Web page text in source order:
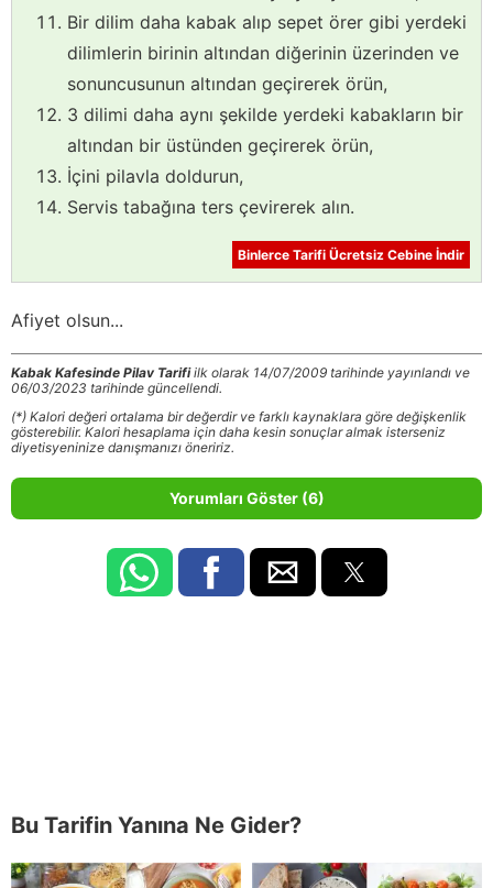
Bir dilim daha kabak alıp sepet örer gibi yerdeki
dilimlerin birinin altından diğerinin üzerinden ve
sonuncusunun altından geçirerek örün,
3 dilimi daha aynı şekilde yerdeki kabakların bir
altından bir üstünden geçirerek örün,
İçini pilavla doldurun,
Servis tabağına ters çevirerek alın.
Binlerce Tarifi Ücretsiz Cebine İndir
Afiyet olsun...
Kabak Kafesinde Pilav Tarifiilk olarak 14/07/2009 tarihinde yayınlandı ve
06/03/2023 tarihinde güncellendi.
(*) Kalori değeri ortalama bir değerdir ve farklı kaynaklara göre değişkenlik
gösterebilir. Kalori hesaplama için daha kesin sonuçlar almak isterseniz
diyetisyeninize danışmanızı öneririz.
Yorumları Göster (6)
Bu Tarifin Yanına Ne Gider?